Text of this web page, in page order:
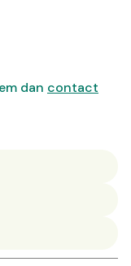
dan contact